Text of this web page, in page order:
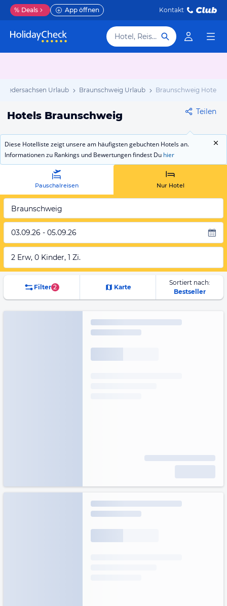
% Deals App öffnen Kontakt
Hotel, Reiseziel
Niedersachsen Urlaub Braunschweig Urlaub Braunschweig Hotels
Hotels Braunschweig Teilen
Diese Hotelliste zeigt unsere am häufigsten gebuchten Hotels an.
Informationen zu Rankings und Bewertungen findest Du hier
Pauschalreisen Nur Hotel
Braunschweig
03.09.26 - 05.09.26
2 Erw, 0 Kinder, 1 Zi.
Filter 2 Karte
Sortiert nach:
Bestseller